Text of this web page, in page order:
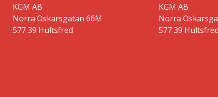
KGM AB
Norra Oskarsgatan 66M
577 39 Hultsfred
KGM AB
Norra
577 39